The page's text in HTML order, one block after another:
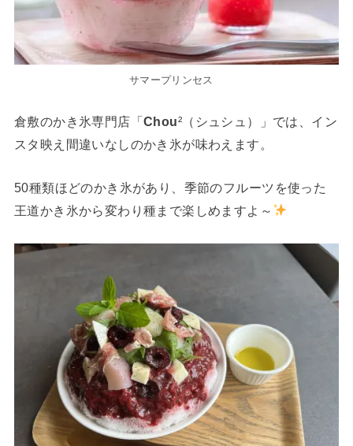
サマープリンセス
倉敷のかき氷専門店「Chou²（シュシュ）」では、イン
スタ映え間違いなしのかき氷が味わえます。
50種類ほどのかき氷があり、季節のフルーツを使った
王道かき氷から変わり種まで楽しめますよ～